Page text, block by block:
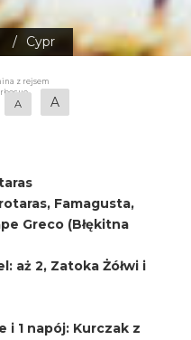
/ Cypr
z rejsem
A A
Famagusta,
Greco (Błękitna
aż 2, Zatoka Żółwi i
i 1 napój: Kurczak z